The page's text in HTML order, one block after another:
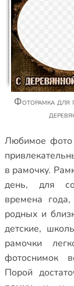
Фоторамка для годовщины бракосочетания -
Любимое фото
в рамочку.
день, для
времена года
родных и
детские,
рамочки
фотоснимок
Порой